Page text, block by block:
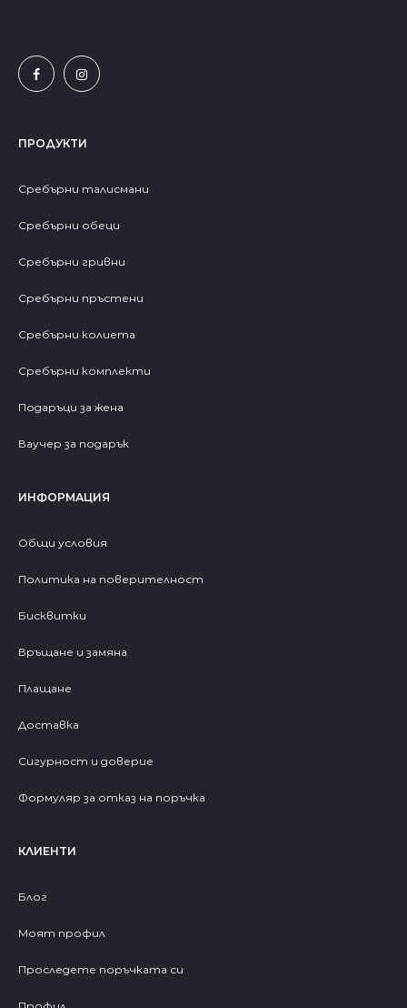
ПРОДУКТИ
Сребърни талисмани
Сребърни обеци
Сребърни гривни
Сребърни пръстени
Сребърни колиета
Сребърни комплекти
Подаръци за жена
Ваучер за подарък
ИНФОРМАЦИЯ
Общи условия
Политика на поверителност
Бисквитки
Връщане и замяна
Плащане
Доставка
Сигурност и доверие
Формуляр за отказ на поръчка
КЛИЕНТИ
Блог
Моят профил
Проследете поръчката си